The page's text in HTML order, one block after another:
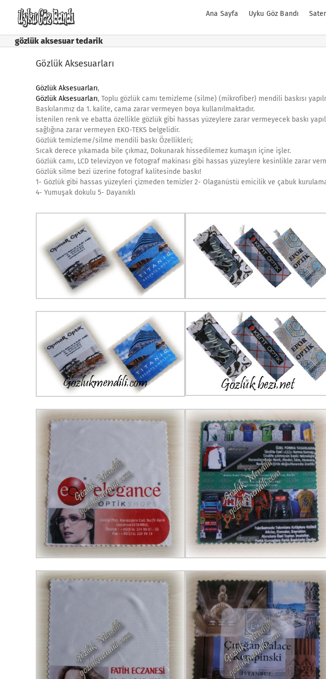
content
Ana Sayfa Uyku Göz Bandı
gözlük aksesuar tedarik
Gözlük Aksesuarları
Gözlük Aksesuarları,
Gözlük Aksesuarları, Toplu gözlük camı temizleme (silme) (mikrofiber) mendili baskısı
Baskılarımız da 1. kalite, cama zarar vermeyen boya kullanılmaktadır.
İstenilen renk ve ebatta özellikle gözlük gibi hassas yüzeylere zarar vermeyecek baskı
sağlığına zarar vermeyen EKO-TEKS belgelidir.
Gözlük temizleme/silme mendili baskı Özellikleri;
Sıcak derece yıkamada bile çıkmaz, Dokunarak hissedilemez kumaşın içine işler.
Gözlük camı, LCD televizyon ve fotograf makinası gibi hassas yüzeylere kesinlikle zarar
Gözlük silme bezi üzerine fotograf kalitesinde baskı!
1- Gözlük gibi hassas yüzeyleri çizmeden temizler 2- Olaganüstü emicilik ve çabuk
4- Yumuşak dokulu 5- Dayanıklı